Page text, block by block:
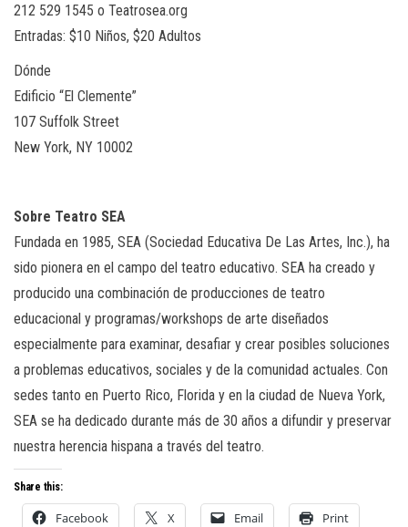
‪212 529 1545 o Teatrosea.org‬
Entradas: $10 Niños, $20 Adultos
Dónde
Edificio “El Clemente”
107 Suffolk Street
New York, NY 10002
Sobre Teatro SEA
Fundada en 1985, SEA (Sociedad Educativa De Las Artes, Inc.), ha
sido pionera en el campo del teatro educativo. SEA ha creado y
producido una combinación de producciones de teatro
educacional y programas/workshops de arte diseñados
especialmente para examinar, desafiar y crear posibles soluciones
a problemas educativos, sociales y de la comunidad actuales. Con
sedes tanto en Puerto Rico, Florida y en la ciudad de Nueva York,
SEA se ha dedicado durante más de 30 años a difundir y preservar
nuestra herencia hispana a través del teatro.
Share this:
Facebook X Email Print